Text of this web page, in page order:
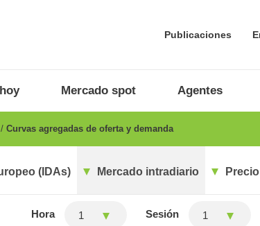
Publicaciones
Mercado spot Agentes
Curvas agregadas de oferta y demanda
(IDAs) Mercado intradiario
Hora 1 Sesión 1